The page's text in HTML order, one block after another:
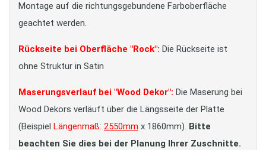
Montage auf die richtungsgebundene Farboberfläche
geachtet werden.
Rückseite bei Oberfläche "Rock": Die Rückseite ist
ohne Struktur in Satin
Maserungsverlauf bei "Wood Dekor": Die Maserung bei
Wood Dekors verläuft über die Längsseite der Platte
(Beispiel Längenmaß: 2550mm x 1860mm). Bitte
beachten Sie dies bei der Planung Ihrer Zuschnitte.